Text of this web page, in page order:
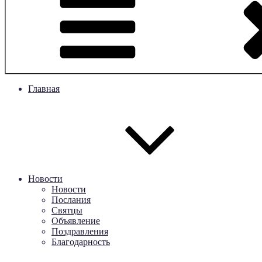
Главная
Новости
Новости
Послания
Святцы
Объявление
Поздравления
Благодарность